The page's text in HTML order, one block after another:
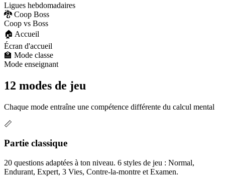
Ligues hebdomadaires
🐉 Coop Boss
Coop vs Boss
🏠 Accueil
Écran d'accueil
🏫 Mode classe
Mode enseignant
12 modes de jeu
Chaque mode entraîne une compétence différente du calcul mental
📏
Partie classique
20 questions adaptées à ton niveau. 6 styles de jeu : Normal,
Endurant, Expert, 3 Vies, Contre-la-montre et Examen.